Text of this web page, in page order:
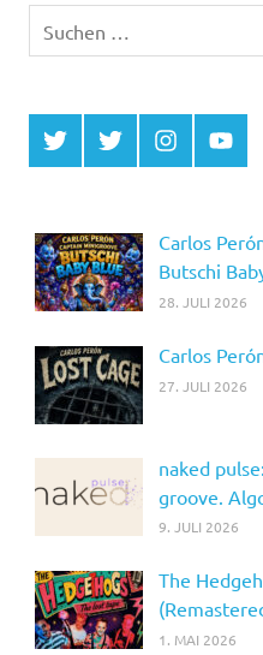
nach:
Twitter
MCDP
Twitter
Musicradiostation
Instagram
Carlos
Butschi
28. JULI 2026
Carlos
27. JULI 2026
naked
groove.
9. JULI 2026
The
1. MAI 2026